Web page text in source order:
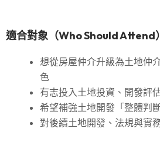
適合對象（Who Should Attend）
想從房屋仲介升級為土地仲
色
有志投入土地投資、開發評
希望補強土地開發「整體判
對後續土地開發、法規與實